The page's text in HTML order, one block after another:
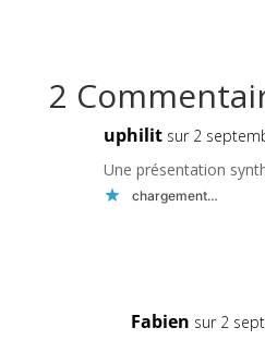
2
uphilit sur 2
Une présentation
chargement…
Fabien sur 2